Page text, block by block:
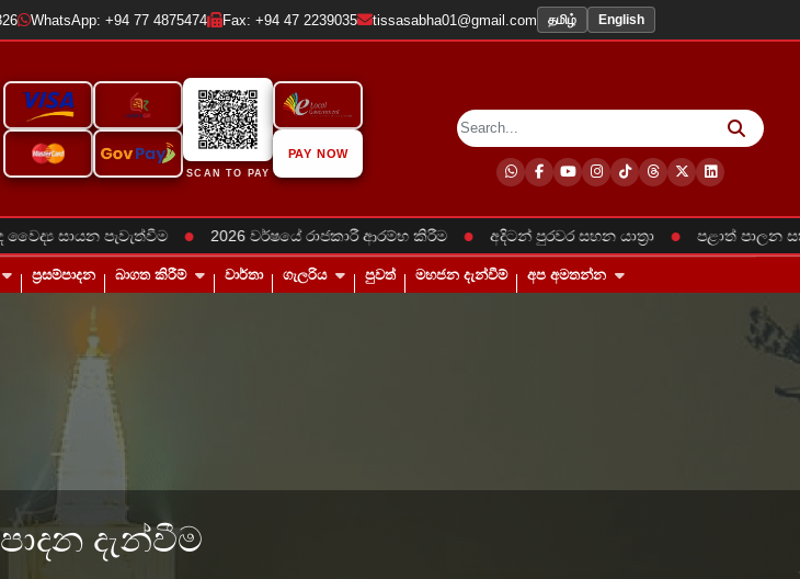
WhatsApp: +94 77 4875474 Fax: +94 47 2239035 tissasabha01@gmail.com தமிழ் English
SCAN TO PAY
PAY NOW
සායන පැවැත්වීම ● 2026 වර්ෂයේ රාජකාරී ආරම්භ කිරීම ● අදිටන් පුරවර සහන යාත්‍රා ● පළාත් පාලන සතිය
ප්‍රසම්පාදන බාගත කිරීම් වාර්තා ගැලරිය පුවත් මහජන දැන්වීම් අප අමතන්න
දැන්වීම